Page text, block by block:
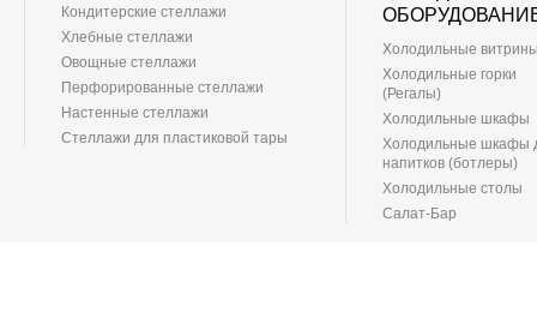
Кондитерские стеллажи
Хлебные стеллажи
Овощные стеллажи
Перфорированные стеллажи
Настенные стеллажи
Стеллажи для пластиковой тары
Холодильные
Холодильные горки
(Регалы)
Холодильные шкафы
Холодильные шкафы
напитков (ботлеры)
Холодильные столы
Салат-Бар